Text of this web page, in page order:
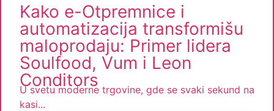
Kako e-Otpremnice i
automatizacija transformišu
maloprodaju: Primer lidera
Soulfood, Vum i Leon
Conditors
U svetu moderne trgovine, gde se svaki sekund na
kasi...